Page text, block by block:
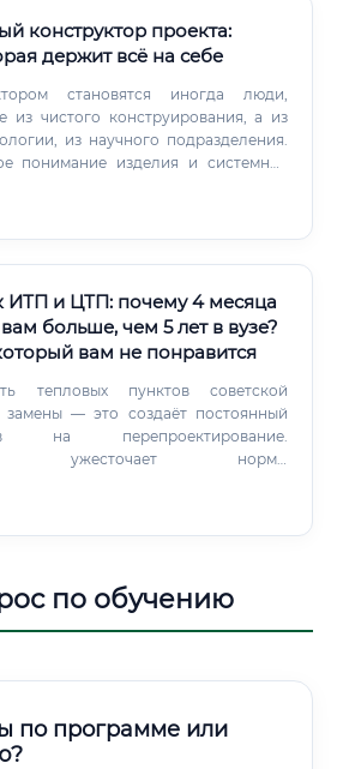
конструктор проекта:
держит всё на себе
становятся иногда люди,
из чистого конструирования, а из
из научного подразделения.
понимание изделия и системное
мире, где технический и
ИТП и ЦТП: почему 4 месяца
больше, чем 5 лет в вузе?
вам не понравится
тепловых пунктов советской
замены — это создаёт постоянный
на перепроектирование.
ужесточает нормы
переходить на современные
на проектирование.
по обучению
по программе или